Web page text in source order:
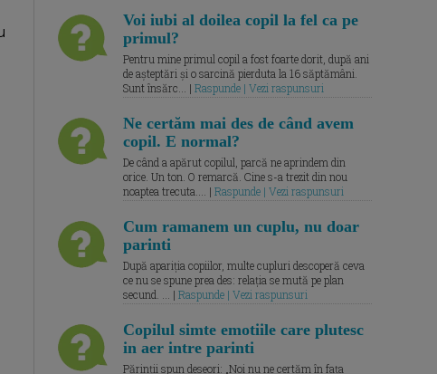
Voi iubi al doilea copil la fel ca pe
primul?
Pentru mine primul copil a fost foarte dorit, după ani
de așteptări și o sarcină pierduta la 16 săptămâni.
Sunt însărc... | Raspunde | Vezi raspunsuri
Ne certăm mai des de când avem
copil. E normal?
De când a apărut copilul, parcă ne aprindem din
orice. Un ton. O remarcă. Cine s-a trezit din nou
noaptea trecuta.... | Raspunde | Vezi raspunsuri
Cum ramanem un cuplu, nu doar
parinti
După apariția copiilor, multe cupluri descoperă ceva
ce nu se spune prea des: relația se mută pe plan
secund. ... | Raspunde | Vezi raspunsuri
Copilul simte emotiile care plutesc
in aer intre parinti
Părinții spun deseori: „Noi nu ne certăm în fața